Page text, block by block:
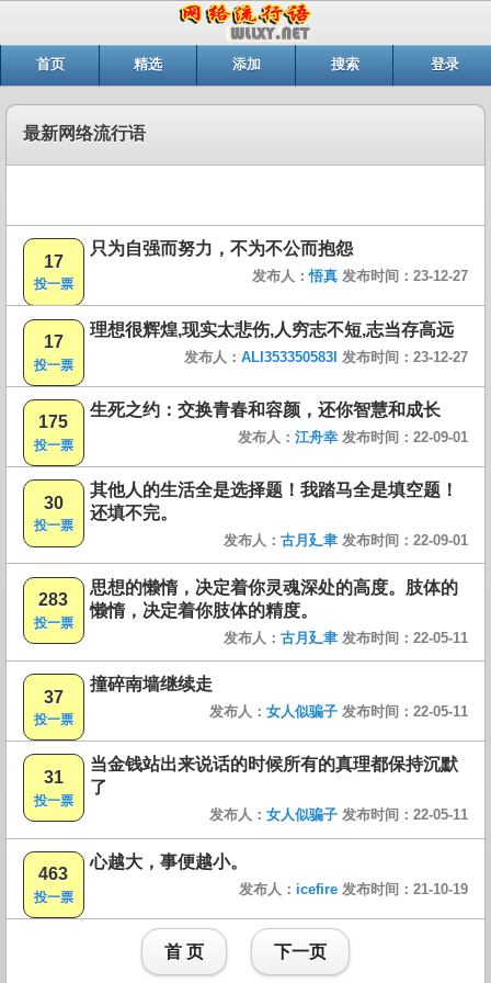
首页 精选 添加 搜索 登录
最新网络流行语
17
投一票
只为自强而努力，不为不公而抱怨
发布人：悟真 发布时间：23-12-27
17
投一票
理想很辉煌,现实太悲伤,人穷志不短,志当存高远
发布人： ALI353350583I 发布时间：23-12-27
175
投一票
生死之约：交换青春和容颜，还你智慧和成长
发布人： 江舟幸 发布时间：22-09-01
30
投一票
其他人的生活全是选择题！我踏马全是填空题！
还填不完。
发布人： 古月廴聿 发布时间：22-09-01
283
投一票
思想的懒惰，决定着你灵魂深处的高度。肢体的
懒惰，决定着你肢体的精度。
发布人： 古月廴聿 发布时间：22-05-11
37
投一票
撞碎南墙继续走
发布人： 女人似骗子 发布时间：22-05-11
31
投一票
当金钱站出来说话的时候所有的真理都保持沉默
了
发布人： 女人似骗子 发布时间：22-05-11
463
投一票
心越大，事便越小。
发布人： icefire 发布时间：21-10-19
首 页 下一页